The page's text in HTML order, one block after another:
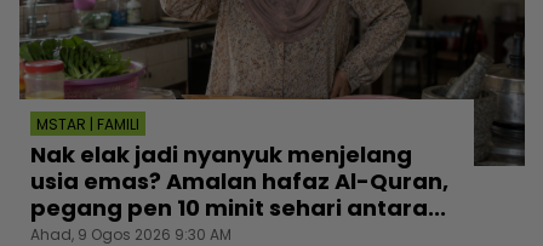
MSTAR | FAMILI
Nak elak jadi nyanyuk menjelang
usia emas? Amalan hafaz Al-Quran,
pegang pen 10 minit sehari antara...
Ahad, 9 Ogos 2026 9:30 AM